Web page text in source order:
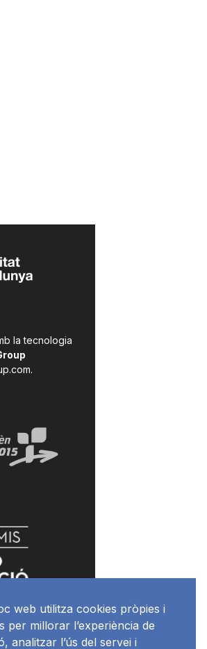
la tecnologia
.
web utilitza cookies pròpies i
per millorar l’experiència de
analitzar l’ús del servei i